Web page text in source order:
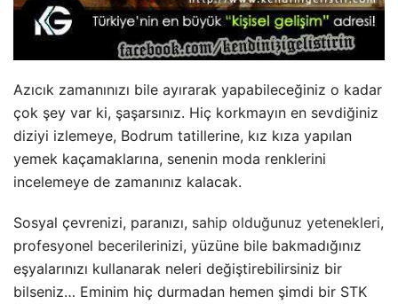
Azıcık zamanınızı bile ayırarak yapabileceğiniz o kadar
çok şey var ki, şaşarsınız. Hiç korkmayın en sevdiğiniz
diziyi izlemeye, Bodrum tatillerine, kız kıza yapılan
yemek kaçamaklarına, senenin moda renklerini
incelemeye de zamanınız kalacak.
Sosyal çevrenizi, paranızı, sahip olduğunuz yetenekleri,
profesyonel becerilerinizi, yüzüne bile bakmadığınız
eşyalarınızı kullanarak neleri değiştirebilirsiniz bir
bilseniz… Eminim hiç durmadan hemen şimdi bir STK